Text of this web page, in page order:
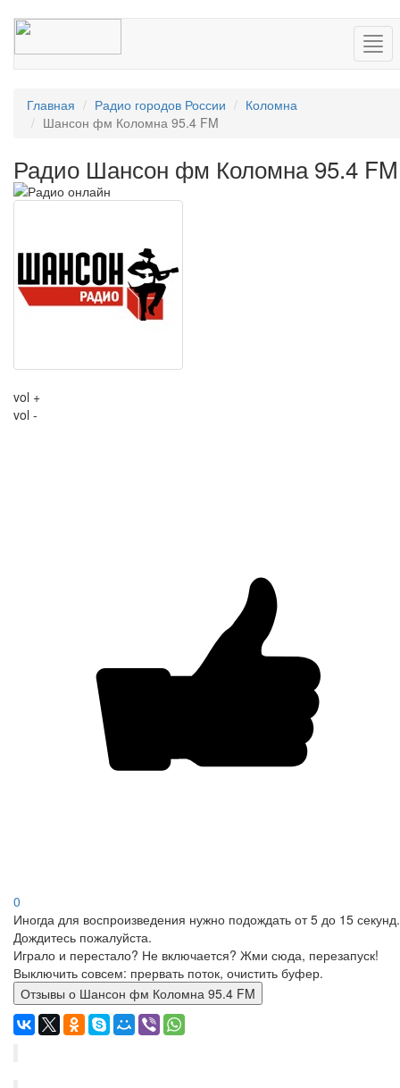
Главная Радио городов России
Коломна
Шансон фм Коломна 95.4 FM
Радио Шансон фм Коломна 95.4 FM
vol +
vol -
0
Иногда для воспроизведения нужно подождать от 5 до 15 секунд.
Дождитесь пожалуйста.
Играло и перестало? Не включается? Жми сюда, перезапуск!
Выключить совсем: прервать поток, очистить буфер.
Отзывы о Шансон фм Коломна 95.4 FM